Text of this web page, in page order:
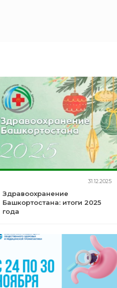
31.12.2025
Здравоохранение
Башкортостана: итоги 2025
года